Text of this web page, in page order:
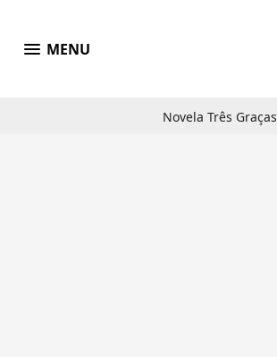
menu MENU
Novela Três Graças